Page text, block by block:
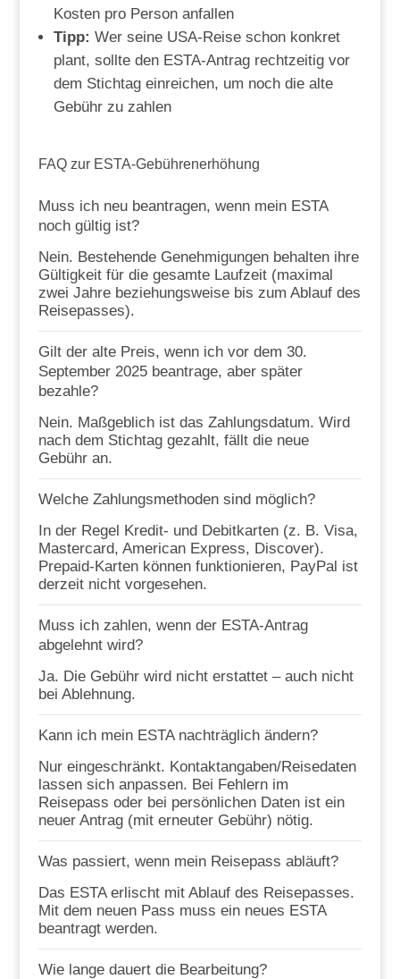
Kosten pro Person anfallen
Tipp: Wer seine USA-Reise schon konkret
plant, sollte den ESTA-Antrag rechtzeitig vor
dem Stichtag einreichen, um noch die alte
Gebühr zu zahlen
FAQ zur ESTA-Gebührenerhöhung
Muss ich neu beantragen, wenn mein ESTA
noch gültig ist?
Nein. Bestehende Genehmigungen behalten ihre
Gültigkeit für die gesamte Laufzeit (maximal
zwei Jahre beziehungsweise bis zum Ablauf des
Reisepasses).
Gilt der alte Preis, wenn ich vor dem 30.
September 2025 beantrage, aber später
bezahle?
Nein. Maßgeblich ist das Zahlungsdatum. Wird
nach dem Stichtag gezahlt, fällt die neue
Gebühr an.
Welche Zahlungsmethoden sind möglich?
In der Regel Kredit- und Debitkarten (z. B. Visa,
Mastercard, American Express, Discover).
Prepaid-Karten können funktionieren, PayPal ist
derzeit nicht vorgesehen.
Muss ich zahlen, wenn der ESTA-Antrag
abgelehnt wird?
Ja. Die Gebühr wird nicht erstattet – auch nicht
bei Ablehnung.
Kann ich mein ESTA nachträglich ändern?
Nur eingeschränkt. Kontaktangaben/Reisedaten
lassen sich anpassen. Bei Fehlern im
Reisepass oder bei persönlichen Daten ist ein
neuer Antrag (mit erneuter Gebühr) nötig.
Was passiert, wenn mein Reisepass abläuft?
Das ESTA erlischt mit Ablauf des Reisepasses.
Mit dem neuen Pass muss ein neues ESTA
beantragt werden.
Wie lange dauert die Bearbeitung?